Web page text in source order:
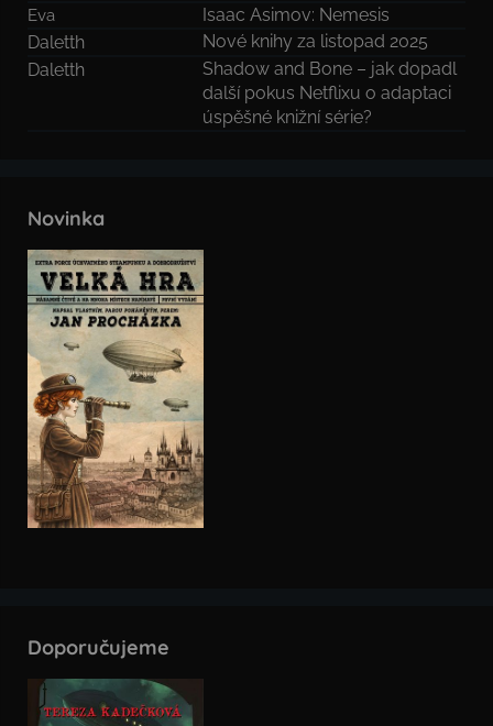
Eva
Isaac Asimov: Nemesis
Daletth
Nové knihy za listopad 2025
Daletth
Shadow and Bone – jak dopadl
další pokus Netflixu o adaptaci
úspěšné knižní série?
Novinka
Doporučujeme